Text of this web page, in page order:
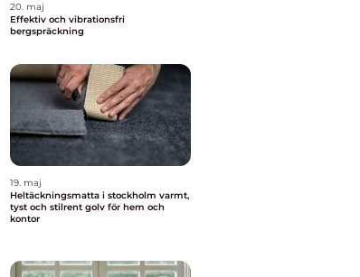
20. maj
Effektiv och vibrationsfri
bergspräckning
19. maj
Heltäckningsmatta i stockholm varmt,
tyst och stilrent golv för hem och
kontor